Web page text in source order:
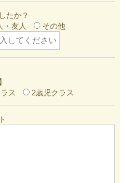
たか？
・友人 その他
ス 2歳児クラス